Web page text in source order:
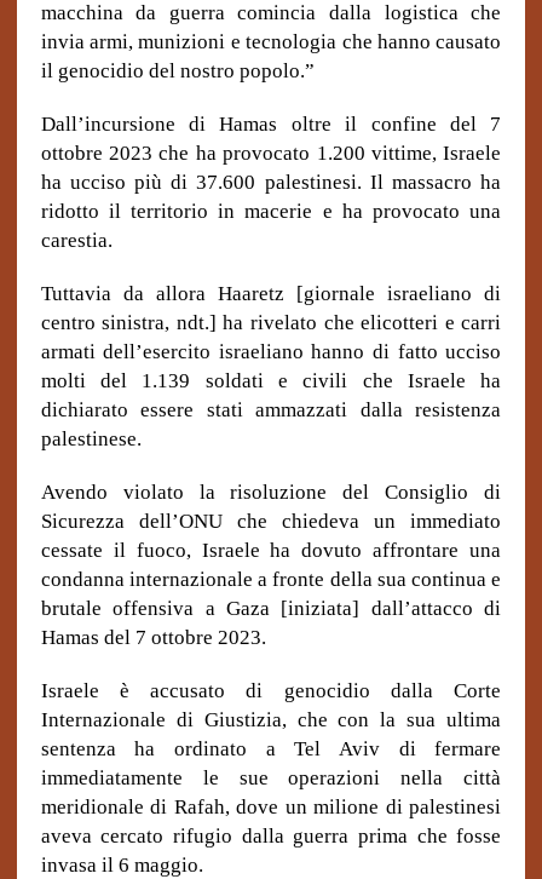
macchina da guerra comincia dalla logistica che
invia armi, munizioni e tecnologia che hanno causato
il genocidio del nostro popolo.”
Dall’incursione di Hamas oltre il confine del 7
ottobre 2023 che ha provocato 1.200 vittime, Israele
ha ucciso più di 37.600 palestinesi. Il massacro ha
ridotto il territorio in macerie e ha provocato una
carestia.
Tuttavia da allora Haaretz [giornale israeliano di
centro sinistra, ndt.] ha rivelato che elicotteri e carri
armati dell’esercito israeliano hanno di fatto ucciso
molti del 1.139 soldati e civili che Israele ha
dichiarato essere stati ammazzati dalla resistenza
palestinese.
Avendo violato la risoluzione del Consiglio di
Sicurezza dell’ONU che chiedeva un immediato
cessate il fuoco, Israele ha dovuto affrontare una
condanna internazionale a fronte della sua continua e
brutale offensiva a Gaza [iniziata] dall’attacco di
Hamas del 7 ottobre 2023.
Israele è accusato di genocidio dalla Corte
Internazionale di Giustizia, che con la sua ultima
sentenza ha ordinato a Tel Aviv di fermare
immediatamente le sue operazioni nella città
meridionale di Rafah, dove un milione di palestinesi
aveva cercato rifugio dalla guerra prima che fosse
invasa il 6 maggio.